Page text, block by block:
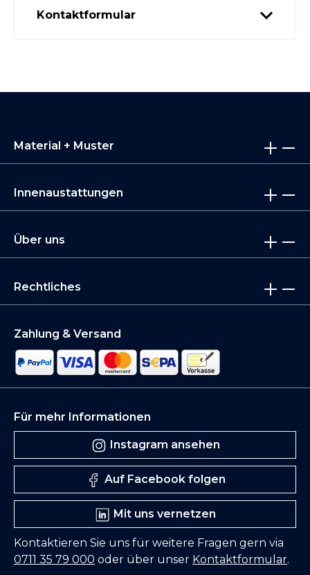
Kontaktformular
Material + Muster
Innenaustattungen
Über uns
Rechtliches
Zahlung & Versand
Für mehr Informationen
Instagram ansehen
Auf Facebook folgen
Mit uns vernetzen
Kontaktieren Sie uns für weitere Fragen gern via
0711 35 79 000 oder über unser Kontaktformular.